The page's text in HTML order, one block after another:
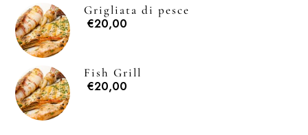
Grigliata di pesce
€20,00
Fish Grill
€20,00